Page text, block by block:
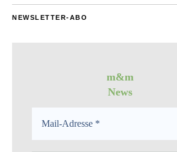
NEWSLETTER-ABO
m&m
News